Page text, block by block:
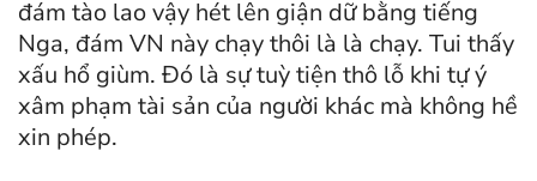
đám tào lao vậy hét lên giận dữ bằng tiếng
Nga, đám VN này chạy thôi là là chạy. Tui thấy
xấu hổ giùm. Đó là sự tuỳ tiện thô lỗ khi tự ý
xâm phạm tài sản của người khác mà không hề
xin phép.